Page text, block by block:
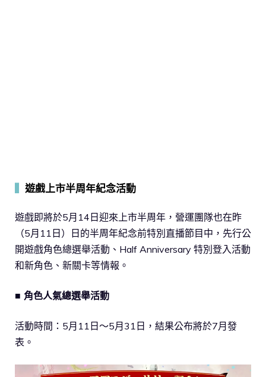
遊戲上市半周年紀念活動
遊戲即將於5月14日迎來上市半周年，營運團隊也在昨
（5月11日）日的半周年紀念前特別直播節目中，先行公
開遊戲角色總選舉活動、Half Anniversary 特別登入活動
和新角色、新關卡等情報。
■ 角色人氣總選舉活動
活動時間：5月11日～5月31日，結果公布將於7月發
表。